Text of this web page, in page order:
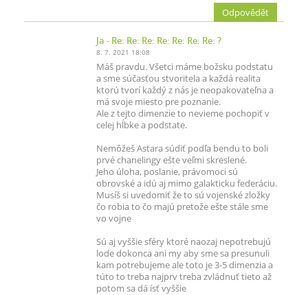
Odpovědět
Ja - Re: Re: Re: Re: Re: Re: Re: ?
8. 7. 2021 18:08
Máš pravdu. Všetci máme božsku podstatu
a sme súčasťou stvoritela a každá realita
ktorú tvorí každý z nás je neopakovateľna a
má svoje miesto pre poznanie.
Ale z tejto dimenzie to nevieme pochopiť v
celej hĺbke a podstate.
Nemôžeš Astara súdiť podľa bendu to boli
prvé chanelingy ešte veľmi skreslené.
Jeho úloha, poslanie, právomoci sú
obrovské a idú aj mimo galakticku federáciu.
Musíš si uvedomiť že to sú vojenské zložky
čo robia to čo majú pretože ešte stále sme
vo vojne
Sú aj vyššie sféry ktoré naozaj nepotrebujú
lode dokonca ani my aby sme sa presunuli
kam potrebujeme ale toto je 3-5 dimenzia a
túto to treba najprv treba zvládnuť tieto až
potom sa dá ísť vyššie